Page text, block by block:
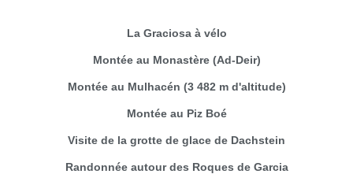
La Graciosa à vélo
Montée au Monastère (Ad-Deir)
Montée au Mulhacén (3 482 m d'altitude)
Montée au Piz Boé
Visite de la grotte de glace de Dachstein
Randonnée autour des Roques de Garcia